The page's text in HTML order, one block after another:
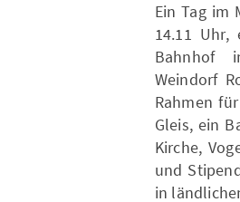
Ein Tag im
14.11
Bahnhof
Weindorf
Rahmen
Gleis, ein
Kirche,
und
in